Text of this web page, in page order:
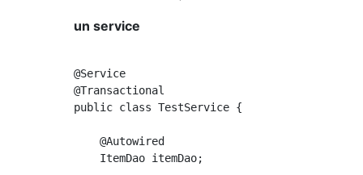
un service
@Service
@Transactional
public class TestService {
    @Autowired
    ItemDao itemDao;